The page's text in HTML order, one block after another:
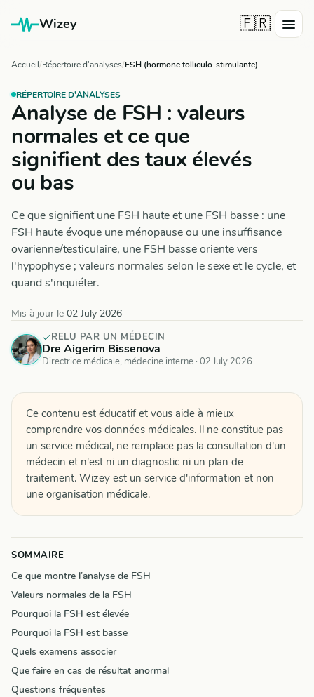
Wizey 🇫🇷
Accueil Répertoire d'analyses FSH (hormone folliculo-stimulante)
RÉPERTOIRE D'ANALYSES
Analyse de FSH : valeurs
normales et ce que
signifient des taux élevés
ou bas
Ce que signifient une FSH haute et une FSH basse : une
FSH haute évoque une ménopause ou une insuffisance
ovarienne/testiculaire, une FSH basse oriente vers
l'hypophyse ; valeurs normales selon le sexe et le cycle, et
quand s'inquiéter.
Mis à jour le 02 July 2026
RELU PAR UN MÉDECIN
Dre Aigerim Bissenova
Directrice médicale, médecine interne · 02 July 2026
Ce contenu est éducatif et vous aide à mieux
comprendre vos données médicales. Il ne constitue pas
un service médical, ne remplace pas la consultation d'un
médecin et n'est ni un diagnostic ni un plan de
traitement. Wizey est un service d'information et non
une organisation médicale.
SOMMAIRE
Ce que montre l’analyse de FSH
Valeurs normales de la FSH
Pourquoi la FSH est élevée
Pourquoi la FSH est basse
Quels examens associer
Que faire en cas de résultat anormal
Questions fréquentes